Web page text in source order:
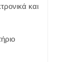
και